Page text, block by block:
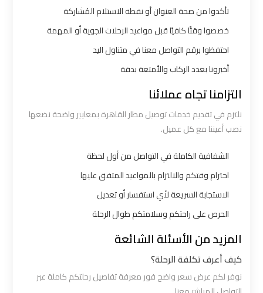
تأكدوا من صحة العنوان أو نقطة الاستلام المُشاركة
خصصوا وقتًا كافيًا قبل مواعيد الرحلات الجوية أو المهمة
احتفظوا برقم التواصل معنا في متناول اليد
أخبرونا بعدد الركاب والأمتعة بدقة
التزامنا تجاه عملائنا
نلتزم في تقديم خدمات توصيل مطار القاهرة بمعايير واضحة نضعها
نصب أعيننا مع كل عميل.
الشفافية الكاملة في التواصل من أول لحظة
احترام وقتكم والالتزام بالمواعيد المتفق عليها
الاستجابة السريعة لأي استفسار أو تعديل
الحرص على راحتكم وسلامتكم طوال الرحلة
المزيد من الأسئلة الشائعة
كيف أعرف تكلفة الرحلة؟
نوفر لكم عرض سعر واضح فور معرفة تفاصيل رحلتكم كاملة عبر
الاسكندريه
الاسكندريه
السويس
الاسكندريه
ليموزين
الاسكندريه
مطروح